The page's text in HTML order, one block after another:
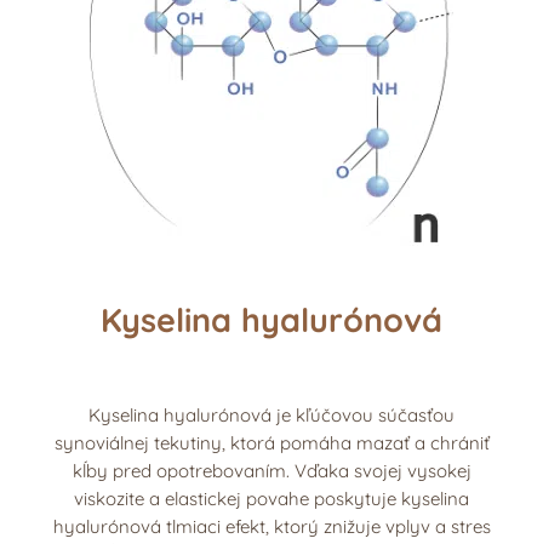
Kyselina hyalurónová
Kyselina hyalurónová je kľúčovou súčasťou
synoviálnej tekutiny, ktorá pomáha mazať a chrániť
kĺby pred opotrebovaním. Vďaka svojej vysokej
viskozite a elastickej povahe poskytuje kyselina
hyalurónová tlmiaci efekt, ktorý znižuje vplyv a stres